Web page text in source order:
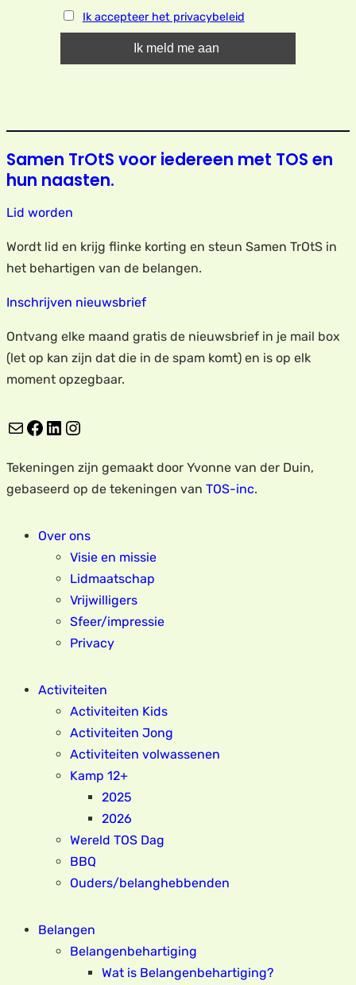
Ik accepteer het privacybeleid
Samen TrOtS voor iedereen met TOS en
hun naasten.
Lid worden
Wordt lid en krijg flinke korting en steun Samen TrOtS in
het behartigen van de belangen.
Inschrijven nieuwsbrief
Ontvang elke maand gratis de nieuwsbrief in je mail box
(let op kan zijn dat die in de spam komt) en is op elk
moment opzegbaar.
E-mail Facebook LinkedIn Instagram
Tekeningen zijn gemaakt door Yvonne van der Duin,
gebaseerd op de tekeningen van TOS-inc.
Over ons
Visie en missie
Lidmaatschap
Vrijwilligers
Sfeer/impressie
Privacy
Activiteiten
Activiteiten Kids
Activiteiten Jong
Activiteiten volwassenen
Kamp 12+
2025
2026
Wereld TOS Dag
BBQ
Ouders/belanghebbenden
Belangen
Belangenbehartiging
Wat is Belangenbehartiging?